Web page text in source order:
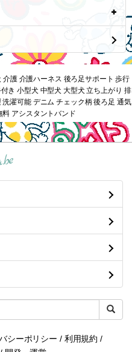
介護 介護ハーネス 後ろ足サポート 歩行
き 小型犬 中型犬 大型犬 立ち上がり 排
濯可能 デニム チェック柄 後ろ足 通気
料 アシスタントバンド
シーポリシー / 利用規約 /